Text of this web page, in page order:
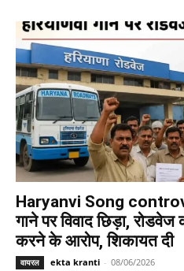
Haryanvi Song
गाने पर विवाद छिड़ा,
करने के आरोप, शिकायत दी
वायरल ekta kranti - 08/06/2026